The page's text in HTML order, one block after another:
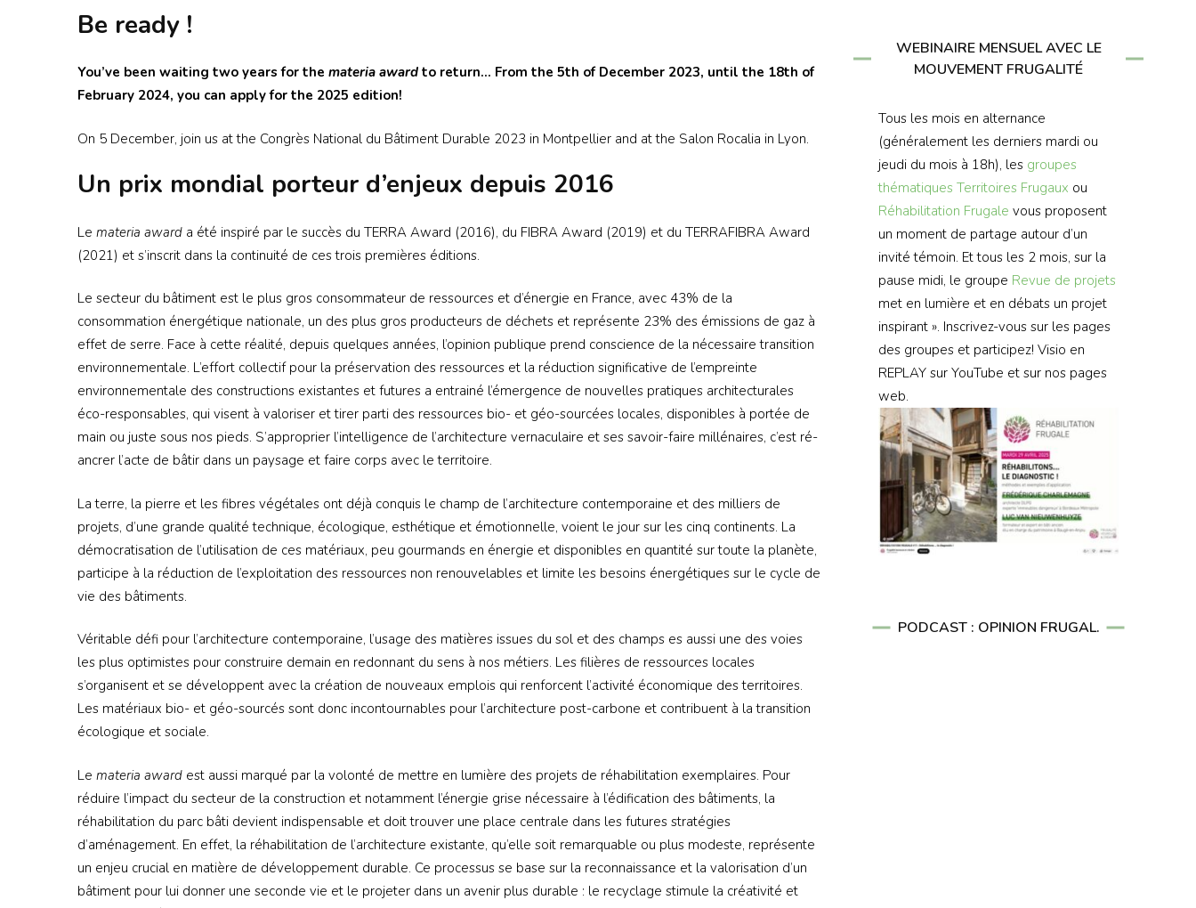
Be ready !
You’ve been waiting two years for the materia award to return… From the 5th of December 2023, until the 18th of
February 2024, you can apply for the 2025 edition!
On 5 December, join us at the Congrès National du Bâtiment Durable 2023 in Montpellier and at the Salon Rocalia in Lyon.
Un prix mondial porteur d’enjeux depuis 2016
Le materia award a été inspiré par le succès du TERRA Award (2016), du FIBRA Award (2019) et du TERRAFIBRA Award
(2021) et s’inscrit dans la continuité de ces trois premières éditions.
Le secteur du bâtiment est le plus gros consommateur de ressources et d’énergie en France, avec 43% de la
consommation énergétique nationale, un des plus gros producteurs de déchets et représente 23% des émissions de gaz à
effet de serre. Face à cette réalité, depuis quelques années, l’opinion publique prend conscience de la nécessaire transition
environnementale. L’effort collectif pour la préservation des ressources et la réduction significative de l’empreinte
environnementale des constructions existantes et futures a entrainé l’émergence de nouvelles pratiques architecturales
éco-responsables, qui visent à valoriser et tirer parti des ressources bio- et géo-sourcées locales, disponibles à portée de
main ou juste sous nos pieds. S’approprier l’intelligence de l’architecture vernaculaire et ses savoir-faire millénaires, c’est ré-
ancrer l’acte de bâtir dans un paysage et faire corps avec le territoire.
La terre, la pierre et les fibres végétales ont déjà conquis le champ de l’architecture contemporaine et des milliers de
projets, d’une grande qualité technique, écologique, esthétique et émotionnelle, voient le jour sur les cinq continents. La
démocratisation de l’utilisation de ces matériaux, peu gourmands en énergie et disponibles en quantité sur toute la planète,
participe à la réduction de l’exploitation des ressources non renouvelables et limite les besoins énergétiques sur le cycle de
vie des bâtiments.
Véritable défi pour l’architecture contemporaine, l’usage des matières issues du sol et des champs es aussi une des voies
les plus optimistes pour construire demain en redonnant du sens à nos métiers. Les filières de ressources locales
s’organisent et se développent avec la création de nouveaux emplois qui renforcent l’activité économique des territoires.
Les matériaux bio- et géo-sourcés sont donc incontournables pour l’architecture post-carbone et contribuent à la transition
écologique et sociale.
Le materia award est aussi marqué par la volonté de mettre en lumière des projets de réhabilitation exemplaires. Pour
réduire l’impact du secteur de la construction et notamment l’énergie grise nécessaire à l’édification des bâtiments, la
réhabilitation du parc bâti devient indispensable et doit trouver une place centrale dans les futures stratégies
d’aménagement. En effet, la réhabilitation de l’architecture existante, qu’elle soit remarquable ou plus modeste, représente
un enjeu crucial en matière de développement durable. Ce processus se base sur la reconnaissance et la valorisation d’un
bâtiment pour lui donner une seconde vie et le projeter dans un avenir plus durable : le recyclage stimule la créativité et
WEBINAIRE MENSUEL AVEC LE
MOUVEMENT FRUGALITÉ
Tous les mois en alternance
(généralement les derniers mardi ou
jeudi du mois à 18h), les groupes
thématiques Territoires Frugaux ou
Réhabilitation Frugale vous proposent
un moment de partage autour d’un
invité témoin. Et tous les 2 mois, sur la
pause midi, le groupe Revue de projets
met en lumière et en débats un projet
inspirant ». Inscrivez-vous sur les pages
des groupes et participez! Visio en
REPLAY sur YouTube et sur nos pages
web.
PODCAST : OPINION FRUGAL.